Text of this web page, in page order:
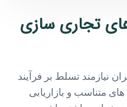
تجاری سازی
نیازمند تسلط بر فرآیند
متناسب و بازاریابی